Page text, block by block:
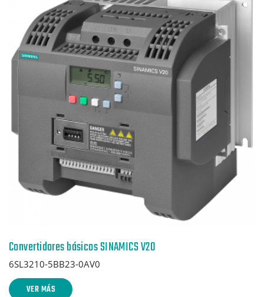
Convertidores básicos SINAMICS V20
6SL3210-5BB23-0AV0
VER MÁS